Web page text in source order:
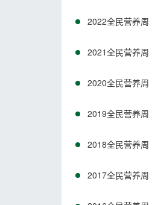
2022全民营养周
2021全民营养周
2020全民营养周
2019全民营养周
2018全民营养周
2017全民营养周